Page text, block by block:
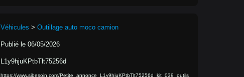
Véhicules > Outillage auto moco camion
Publié le 06/05/2026
L1y9hjuKPtbTlt75256d
https://www.sibesoin.com/Petite_annonce_L1y9hjuKPtbTlt75256d_kit_039_outils